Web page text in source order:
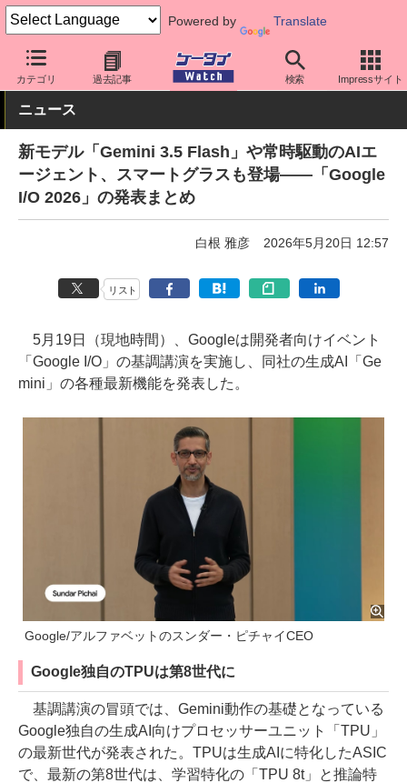
Powered by Translate
カテゴリ 過去記事 検索 Impressサイト
ケータイ Watch OS Android アプリ・サービス
ニュース
新モデル「Gemini 3.5 Flash」や常時駆動のAIエ
ージェント、スマートグラスも登場――「Google
I/O 2026」の発表まとめ
白根 雅彦 2026年5月20日 12:57
リスト
5月19日（現地時間）、Googleは開発者向けイベント
「Google I/O」の基調講演を実施し、同社の生成AI「Ge
mini」の各種最新機能を発表した。
Google/アルファベットのスンダー・ピチャイCEO
Google独自のTPUは第8世代に
基調講演の冒頭では、Gemini動作の基礎となっている
Google独自の生成AI向けプロセッサーユニット「TPU」
の最新世代が発表された。TPUは生成AIに特化したASIC
で、最新の第8世代は、学習特化の「TPU 8t」と推論特